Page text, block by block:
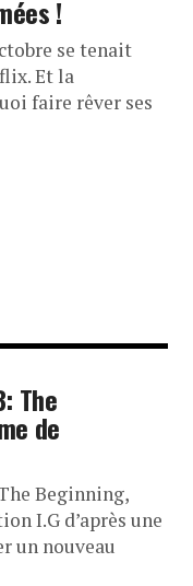
!
se tenait
Et la
faire rêver ses
The
de
Beginning,
I.G d’après une
un nouveau